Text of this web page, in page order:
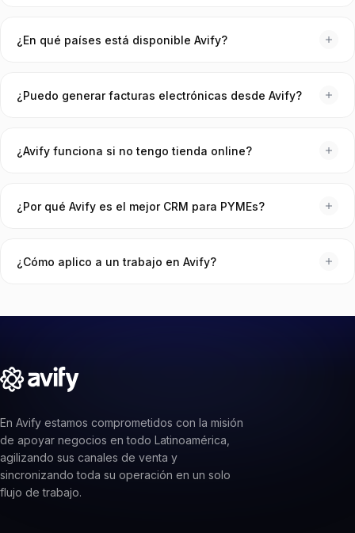
(talla, color, presentación), y el inventario se descuenta
¿En qué países está disponible Avify?
México. Todos los precios están en USD.
¿Puedo generar facturas electrónicas desde Avify?
llevamos registro de gastos, ingresos y reportes de caja.
¿Avify funciona si no tengo tienda online?
necesidad de un sitio web. Opcionalmente puedes activar una
¿Por qué Avify es el mejor CRM para PYMEs?
herramienta adaptada — cada función responde a un
¿Cómo aplico a un trabajo en Avify?
qué eres la persona ideal — y debe escribirla una persona, no
una IA: cualquier detección de IA descalifica la postulación.
En Avify estamos comprometidos con la misión
de apoyar negocios en todo Latinoamérica,
agilizando sus canales de venta y
sincronizando toda su operación en un solo
flujo de trabajo.